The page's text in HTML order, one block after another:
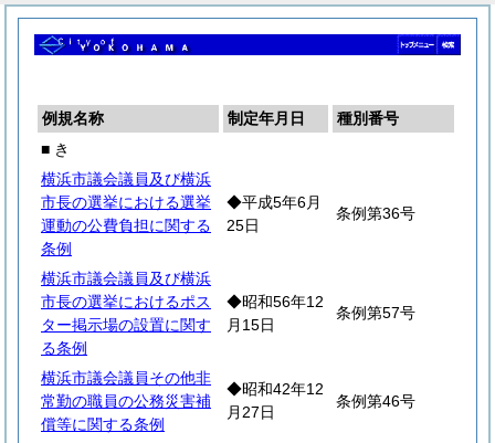
例規名称 制定年月日
種別番号
■ き
横浜市議会議員及び横浜
市長の選挙における選挙
運動の公費負担に関する
条例
◆平成5年6月
25日
条例第36号
横浜市議会議員及び横浜
市長の選挙におけるポス
ター掲示場の設置に関す
る条例
◆昭和56年12
月15日
条例第57号
横浜市議会議員その他非
常勤の職員の公務災害補
償等に関する条例
◆昭和42年12
月27日
条例第46号